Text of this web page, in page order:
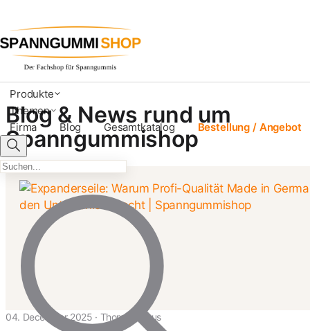
Produkte
Themen
Firma
Blog Gesamtkatalog Bestellung / Angebot
Blog & News rund um
Spanngummishop
04. December 2025 · Thomas Kraus